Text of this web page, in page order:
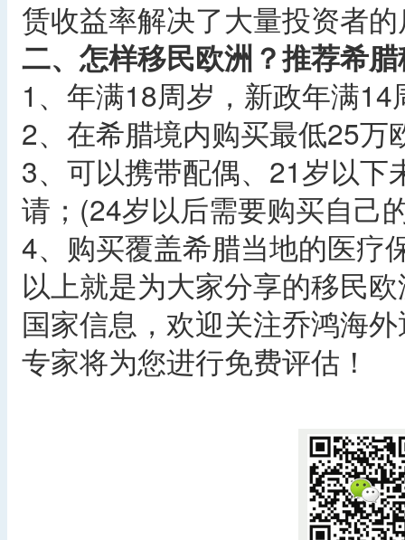
赁收益率解决了大量投资者
二、怎样移民欧洲？推荐希
1、年满18周岁，新政年满
2、在希腊境内购买最低25万
3、可以携带配偶、21岁以
请；(24岁以后需要购买自己
4、购买覆盖希腊当地的医疗
以上就是为大家分享的移民
国家信息，欢迎关注乔鸿海
专家将为您进行免费评估！